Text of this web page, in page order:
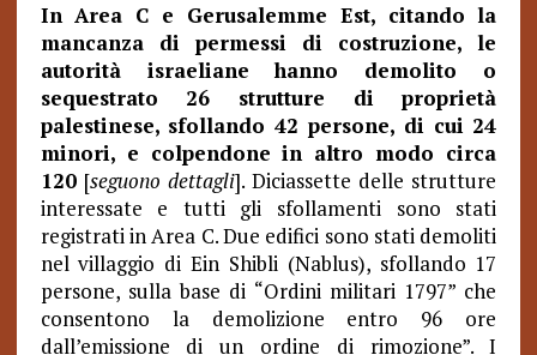
In Area C e Gerusalemme Est, citando la
mancanza di permessi di costruzione, le
autorità israeliane hanno demolito o
sequestrato 26 strutture di proprietà
palestinese, sfollando 42 persone, di cui 24
minori, e colpendone in altro modo circa
120[seguono dettagli]. Diciassette delle strutture
interessate e tutti gli sfollamenti sono stati
registrati in Area C. Due edifici sono stati demoliti
nel villaggio di Ein Shibli (Nablus), sfollando 17
persone, sulla base di “Ordini militari 1797” che
consentono la demolizione entro 96 ore
dall’emissione di un ordine di rimozione”. I